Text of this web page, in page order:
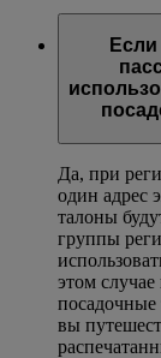
Да, при
один адрес
талоны
группы
этом
посадочные
вы